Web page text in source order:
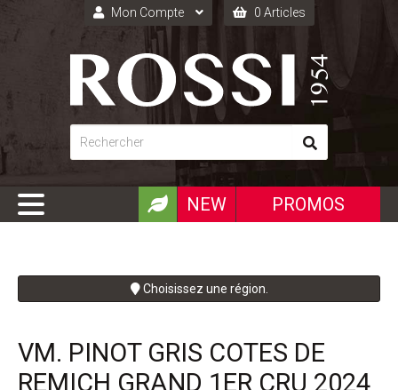
Mon Compte
Connexion
Inscription
0 Articles
PROMOS
NEW
Choisissez une région.
VM. PINOT GRIS COTES DE
REMICH GRAND 1ER CRU 2024